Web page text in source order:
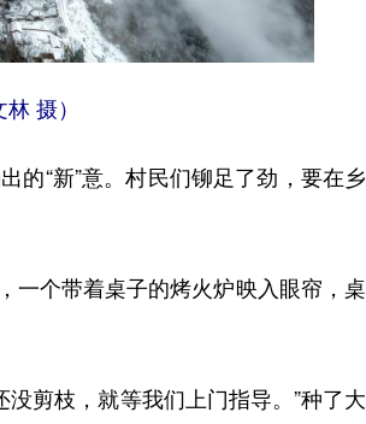
摄）
“新”意。村民们铆足了劲，要在乡
个带着桌子的烤火炉映入眼帘，桌
剪枝，就等我们上门指导。”种了大